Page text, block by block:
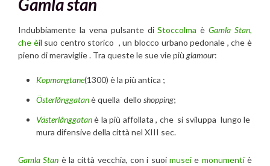
Indubbiamente la vena pulsante diStoccolma èGamla Stan,
che èil suo centro storico , un blocco urbano pedonale , che è
pieno di meraviglie . Tra queste le sue vie più glamour:
Kopmangtane(1300) è la più antica ;
Österlånggatanè quella dello shopping;
Västerlånggatan è la più affollata , che si sviluppa lungo le
mura difensive della città nel XIII sec.
Gamla Stan è la città vecchia, con i suoimusei e monumentiè